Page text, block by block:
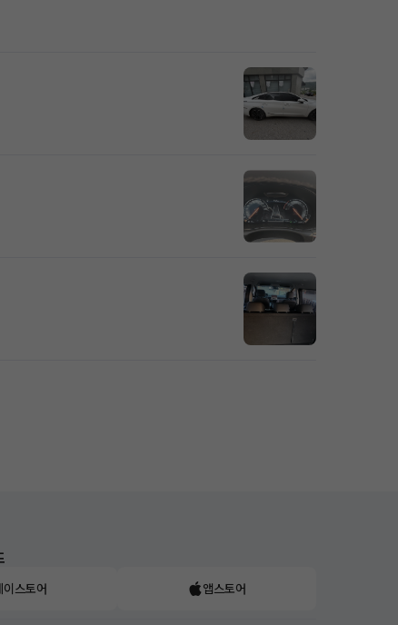
이스토어 앱스토어